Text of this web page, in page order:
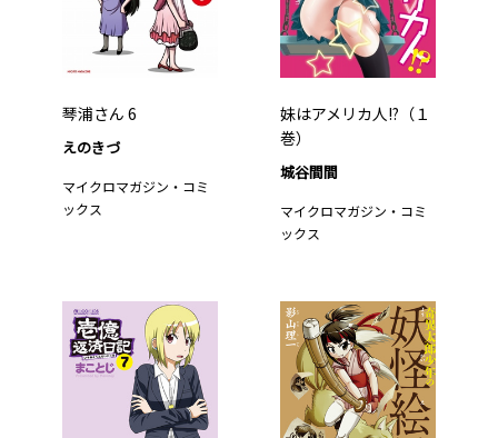
琴浦さん 6
えのきづ
マイクロマガジン・コミ
ックス
妹はアメリカ人!?（１
巻）
城谷間間
マイクロマガジン・コミ
ックス